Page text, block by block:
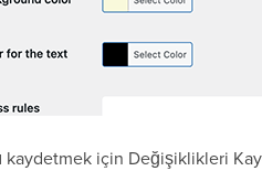
kaydetmek için Değişiklikleri